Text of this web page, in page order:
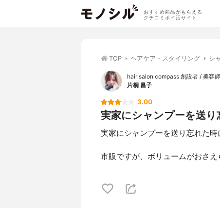
おすすめ商品がもらえる
クチコミポイ活サイト
TOP ヘアケア・スタイリング シ
hair salon compass 創設者 / 美容師
片桐 昌子
3.00
実家にシャンプーを送
実家にシャンプーを送り忘れた時
市販ですが、ボリュームがおさえ